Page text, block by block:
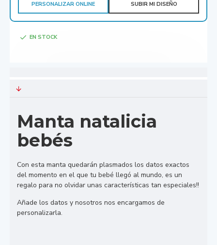
EN STOCK
PERSONALIZAR ONLINE SUBIR MI DISEÑO
Manta natalicia
bebés
Con esta manta quedarán plasmados los datos exactos
del momento en el que tu bebé llegó al mundo, es un
regalo para no olvidar unas características tan especiales!!
Añade los datos y nosotros nos encargamos de
personalizarla.